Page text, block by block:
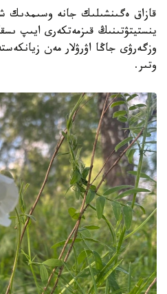
قازاق ەگىنشىلىك جانە وسىمدىك
ينستيتۋتىنىڭ قىزمەتكەرى ايىپ
وزگەرۋى جاڭا اۋرۋلار مەن
وتىر.